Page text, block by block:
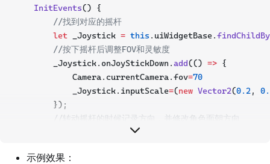
InitEvents() {
//找到对应的摇杆
let _Joystick = this .uiWidgetBase.
//按下摇杆后调整FOV和灵敏度
        _Joystick.onJoyStickDown.
add(() => {
            Camera.currentCamera.fov
=70
            _Joystick.inputScale
=(new Vector2(0.2 ,
        });
//转动摇杆的时候记录方向，并修改角色面朝方向
        _Joystick.onInputDir.
示例效果：